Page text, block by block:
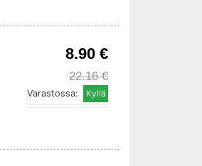
8.90 €
22.16 €
Varastossa: